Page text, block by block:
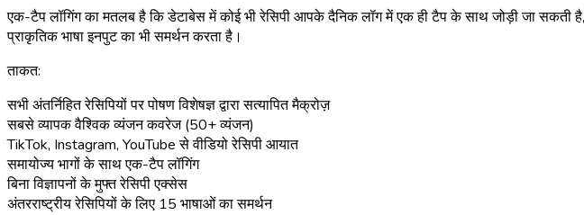
एक-टैप लॉगिंग का मतलब है कि डेटाबेस में कोई भी रेसिपी आपके दैनिक लॉग में एक ही टैप के साथ जोड़ी जा सकती
प्राकृतिक भाषा इनपुट का भी समर्थन करता है।
ताकत:
सभी अंतर्निहित रेसिपियों पर पोषण विशेषज्ञ द्वारा सत्यापित मैक्रोज़
सबसे व्यापक वैश्विक व्यंजन कवरेज (50+ व्यंजन)
TikTok, Instagram, YouTube से वीडियो रेसिपी आयात
समायोज्य भागों के साथ एक-टैप लॉगिंग
बिना विज्ञापनों के मुफ्त रेसिपी एक्सेस
अंतरराष्ट्रीय रेसिपियों के लिए 15 भाषाओं का समर्थन